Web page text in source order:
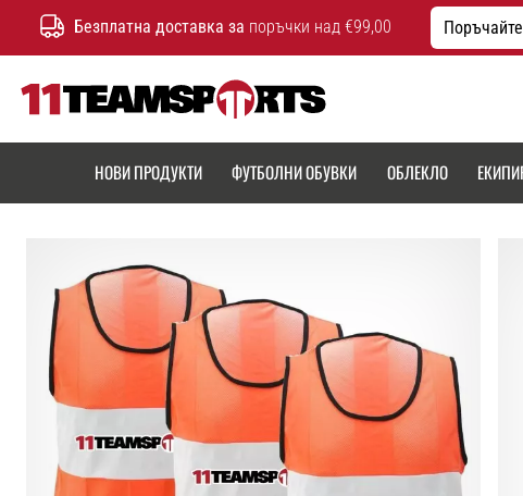
Безплатна доставка за поръчки над €99,00
НОВИ ПРОДУКТИ ФУТБОЛНИ ОБУВКИ ОБЛЕКЛО